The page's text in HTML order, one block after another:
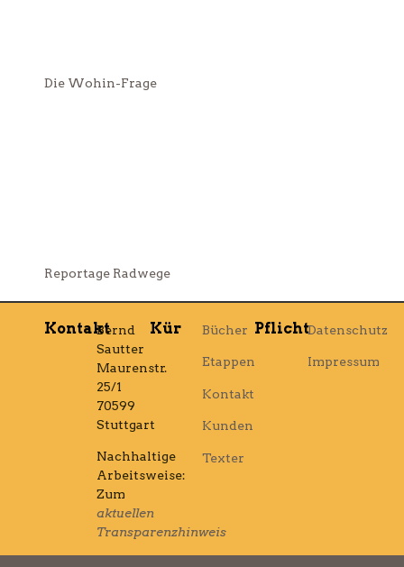
Die Wohin-Frage
Reportage Radwege
Kontakt Kür Pflicht
Bernd
Sautter
Maurenstr.
25/1
70599
Stuttgart
Nachhaltige
Arbeitsweise:
Zum
aktuellen
Transparenzhinweis
Bücher
Etappen
Kontakt
Kunden
Texter
Datenschutz
Impressum